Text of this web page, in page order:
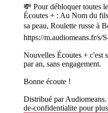
💸 Pour débloquer toutes
Écoutes + : Au Nom du
sa peau, Roulette russe
https://m.audiomeans.fr/
Nouvelles Écoutes + c'est
par an, sans engagement.
Bonne écoute !
Distribué par
de-confidentialite pour